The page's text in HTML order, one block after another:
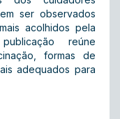
ser observados
acolhidos pela
reúne
formas de
adequados para